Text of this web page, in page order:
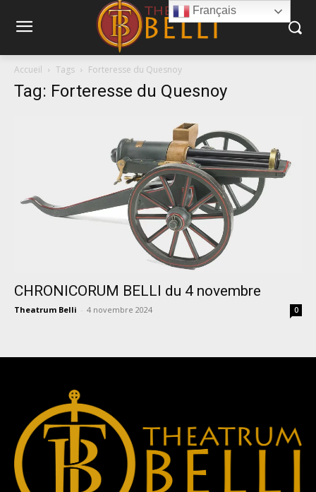
Accueil Tags Forteresse du Quesnoy
Tag: Forteresse du Quesnoy
CHRONICORUM BELLI du 4 novembre
Theatrum Belli - 4 novembre 2024 0
Français